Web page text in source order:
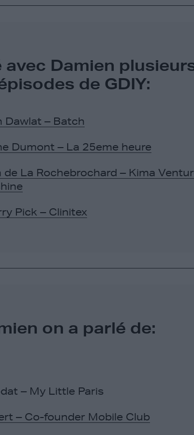
avec Damien
de GDIY:
Dawlat – Batch
Dumont – La 25eme heure
de La Rochebrochard – Kima
Pick – Clinitex
on a parlé de:
– My Little Paris
– Co-founder Mobile Club